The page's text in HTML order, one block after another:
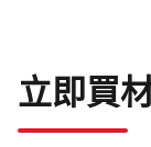
立即買